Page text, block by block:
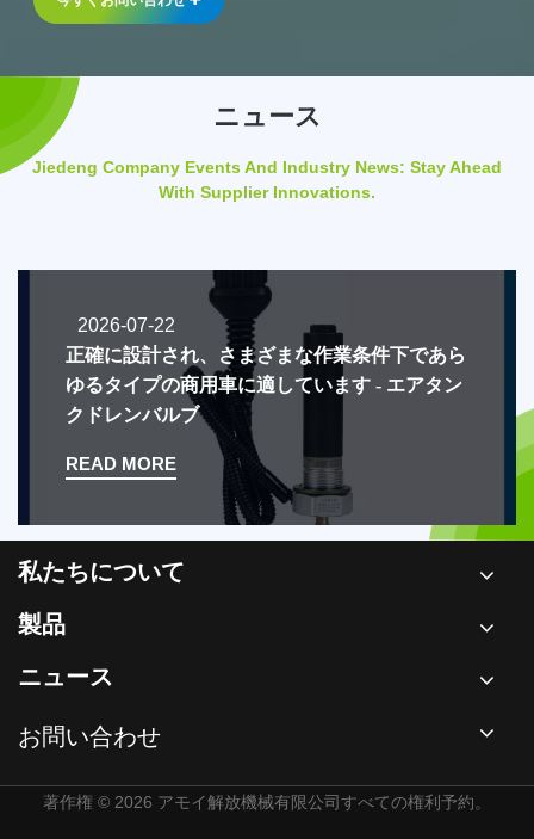
ニュース
Jiedeng Company Events And Industry News: Stay Ahead
With Supplier Innovations.
業条件下であら
ます - エアタン
2026-07-07
オフライン展示会でグロー
せ、質の高い海外顧客を的
私たちについて
製品
ニュース
お問い合わせ
著作権 © 2026 アモイ解放機械有限公司すべての権利予約。